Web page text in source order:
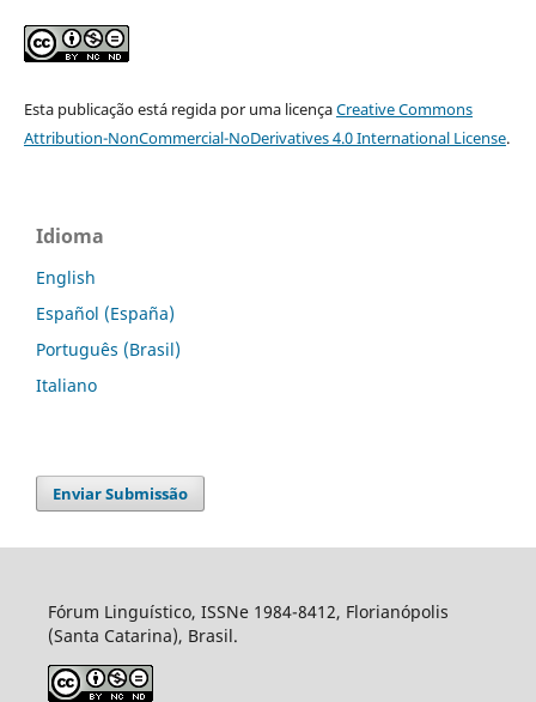
Esta publicação está regida por uma licençaCreative Commons
Attribution-NonCommercial-NoDerivatives 4.0 International License.
Idioma
English
Español (España)
Português (Brasil)
Italiano
Enviar Submissão
Fórum Linguístico, ISSNe 1984-8412, Florianópolis
(Santa Catarina), Brasil.